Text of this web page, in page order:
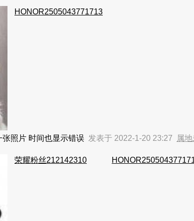
HONOR2505043771713
照片 时间也显示错误 发表于 2022-1-20 23:27 属
荣耀粉丝212142310